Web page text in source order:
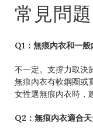
常見問
Q1：無痕內衣和一
不一定。支撐力取決
無痕內衣有軟鋼圈或
女性選無痕內衣時，
Q2：無痕內衣適合天